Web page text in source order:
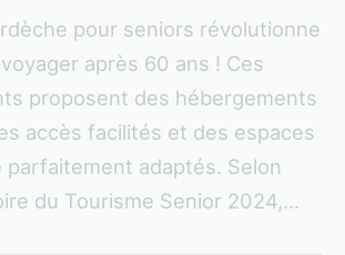
pour seniors révolutionne
après 60 ans ! Ces
proposent des hébergements
accès facilités et des espaces
parfaitement adaptés. Selon
du Tourisme Senior 2024,...